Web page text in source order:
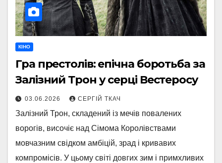
КІНО
Гра престолів: епічна боротьба за
Залізний Трон у серці Вестеросу
03.06.2026 СЕРГІЙ ТКАЧ
Залізний Трон, складений із мечів повалених
ворогів, височіє над Сімома Королівствами
мовчазним свідком амбіцій, зрад і кривавих
компромісів. У цьому світі довгих зим і примхливих